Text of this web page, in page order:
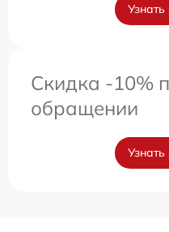
Скидка -10%
обращении